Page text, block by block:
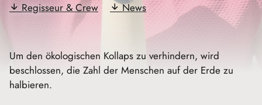
Regisseur & Crew News
Um den ökologischen Kollaps zu verhindern, wird
beschlossen, die Zahl der Menschen auf der Erde zu
halbieren.